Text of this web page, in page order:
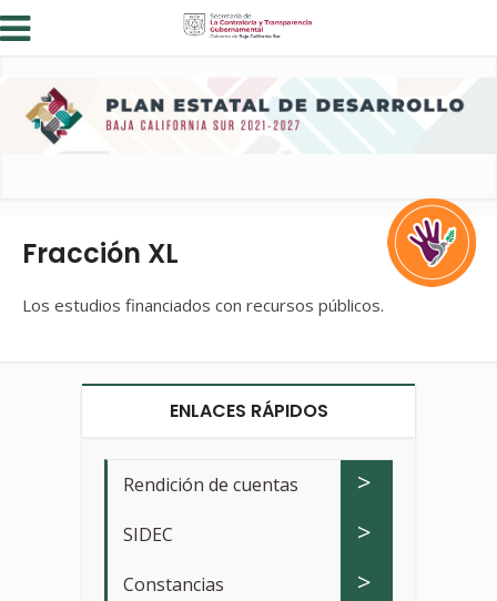
Fracción XL
Los estudios financiados con recursos públicos.
ENLACES RÁPIDOS
Rendición de cuentas >
SIDEC >
Constancias >